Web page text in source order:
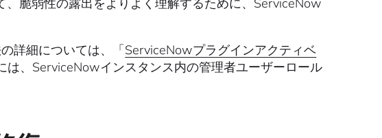
詳細については、「ServiceNowプラグインアクティベ
は、ServiceNowインスタンス内の管理者ユーザーロール